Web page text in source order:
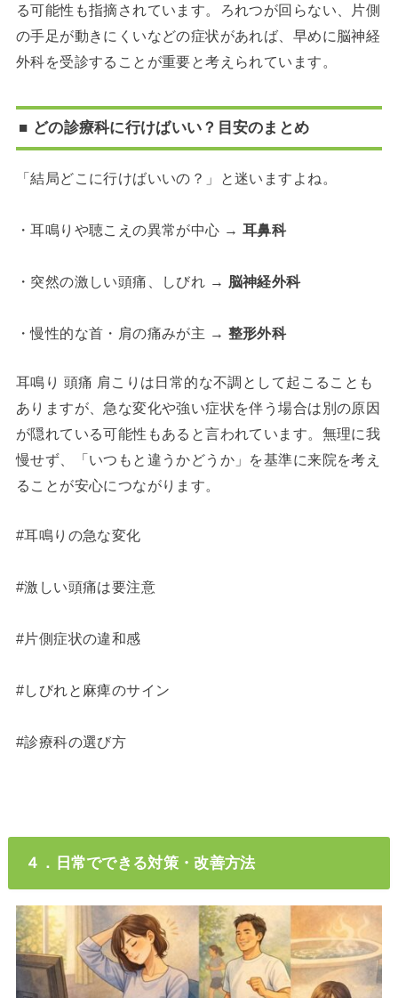
る可能性も指摘されています。ろれつが回らない、片側
の手足が動きにくいなどの症状があれば、早めに脳神経
外科を受診することが重要と考えられています。
■ どの診療科に行けばいい？目安のまとめ
「結局どこに行けばいいの？」と迷いますよね。
・耳鳴りや聴こえの異常が中心 → 耳鼻科
・突然の激しい頭痛、しびれ → 脳神経外科
・慢性的な首・肩の痛みが主 → 整形外科
耳鳴り 頭痛 肩こりは日常的な不調として起こることも
ありますが、急な変化や強い症状を伴う場合は別の原因
が隠れている可能性もあると言われています。無理に我
慢せず、「いつもと違うかどうか」を基準に来院を考え
ることが安心につながります。
#耳鳴りの急な変化
#激しい頭痛は要注意
#片側症状の違和感
#しびれと麻痺のサイン
#診療科の選び方
４．日常でできる対策・改善方法